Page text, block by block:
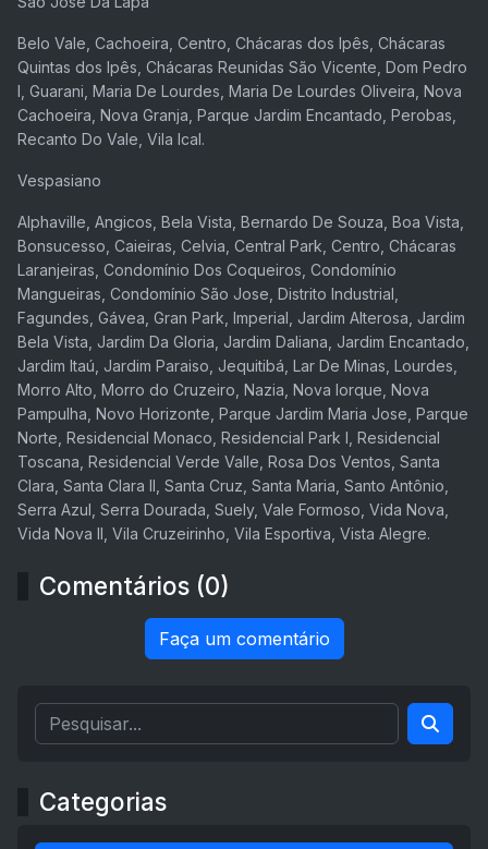
Belo Vale, Cachoeira, Centro, Chácaras dos Ipês, Chácaras
Quintas dos Ipês, Chácaras Reunidas São Vicente, Dom Pedro
I, Guarani, Maria De Lourdes, Maria De Lourdes Oliveira, Nova
Cachoeira, Nova Granja, Parque Jardim Encantado, Perobas,
Recanto Do Vale, Vila Ical.
Vespasiano
Alphaville, Angicos, Bela Vista, Bernardo De Souza, Boa Vista,
Bonsucesso, Caieiras, Celvia, Central Park, Centro, Chácaras
Laranjeiras, Condomínio Dos Coqueiros, Condomínio
Mangueiras, Condomínio São Jose, Distrito Industrial,
Fagundes, Gávea, Gran Park, Imperial, Jardim Alterosa, Jardim
Bela Vista, Jardim Da Gloria, Jardim Daliana, Jardim Encantado,
Jardim Itaú, Jardim Paraiso, Jequitibá, Lar De Minas, Lourdes,
Morro Alto, Morro do Cruzeiro, Nazia, Nova Iorque, Nova
Pampulha, Novo Horizonte, Parque Jardim Maria Jose, Parque
Norte, Residencial Monaco, Residencial Park I, Residencial
Toscana, Residencial Verde Valle, Rosa Dos Ventos, Santa
Clara, Santa Clara II, Santa Cruz, Santa Maria, Santo Antônio,
Serra Azul, Serra Dourada, Suely, Vale Formoso, Vida Nova,
Vida Nova II, Vila Cruzeirinho, Vila Esportiva, Vista Alegre.
Comentários (0)
Faça um comentário
Categorias